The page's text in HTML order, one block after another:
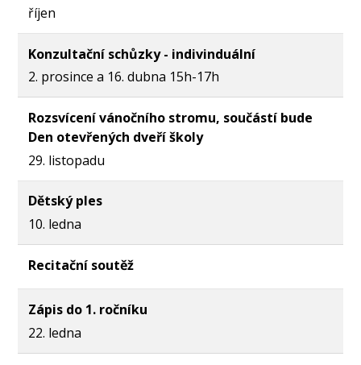
říjen
Konzultační schůzky - indivinduální
2. prosince a 16. dubna 15h-17h
Rozsvícení vánočního stromu, součástí bude
Den otevřených dveří školy
29. listopadu
Dětský ples
10. ledna
Recitační soutěž
Zápis do 1. ročníku
22. ledna